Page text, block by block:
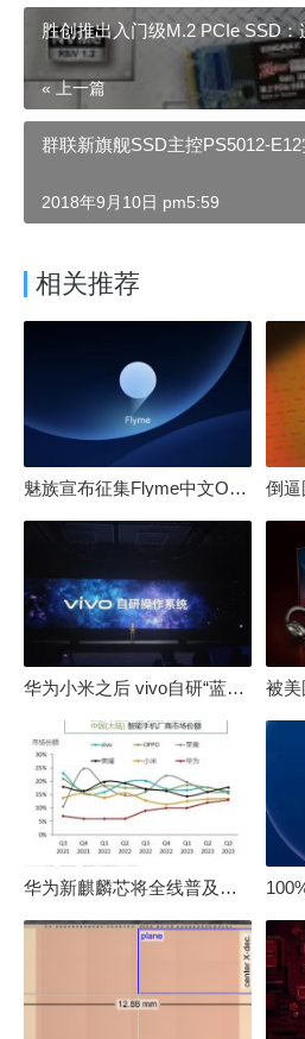
胜创推出入门级M.2 PCIe SSD
« 上一篇
群联新旗舰SSD主控PS5012-
2018年9月10日 pm5:59
相关推荐
魅族宣布征集Flyme中文OS名：要像鸿蒙、澎湃一样响亮
华为小米之后 vivo自研“蓝河”操作系统重磅发布
华为新麒麟芯将全线普及！高中低端全面采用 改写竞争格局